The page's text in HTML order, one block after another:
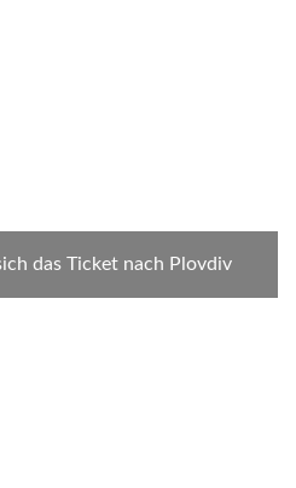
das Ticket nach Plovdiv